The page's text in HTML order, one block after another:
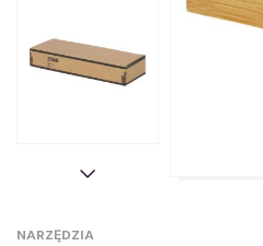
NARZĘDZIA